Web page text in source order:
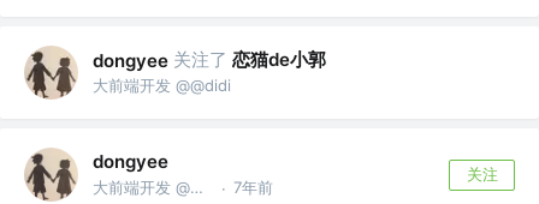
dongyee 关注了 恋猫de小郭
大前端开发 @@didi
dongyee
大前端开发 @@didi · 7年前
关注